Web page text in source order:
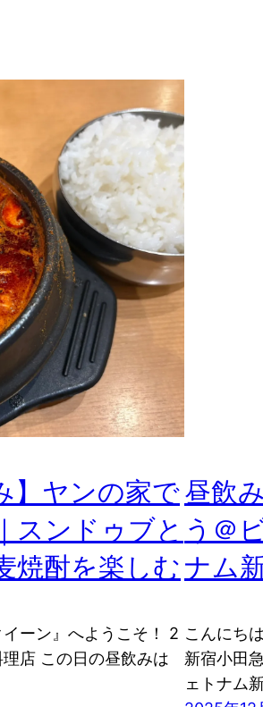
】ヤンの家で
スンドゥブと
焼酎を楽しむ
ーン』へようこそ！ 2
店 この日の昼飲みは
昼飲
う＠
ナム
こんにち
新宿小田
ェトナム